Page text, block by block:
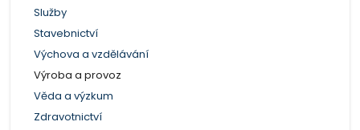
Služby
Stavebnictví
Výchova a vzdělávání
Výroba a provoz
Věda a výzkum
Zdravotnictví